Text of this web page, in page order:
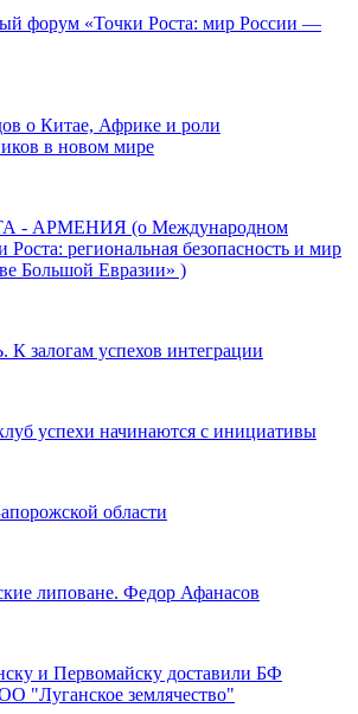
форум «Точки Роста: мир России —
о Китае, Африке и роли
в новом мире
- АРМЕНИЯ (о Международном
Роста: региональная безопасность и мир
Большой Евразии» )
успехов интеграции
успехи начинаются с инициативы
области
липоване. Федор Афанасов
и Первомайску доставили БФ
"Луганское землячество"